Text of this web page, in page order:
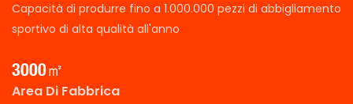
Capacità di produrre fino a 1.000.000 pezzi di abbigliamento
sportivo di alta qualità all'anno
3000㎡
Area Di Fabbrica